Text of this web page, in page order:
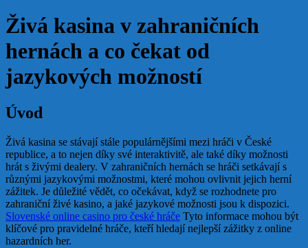
Živá kasina v zahraničních
hernách a co čekat od
jazykových možností
Úvod
Živá kasina se stávají stále populárnějšími mezi hráči v České
republice, a to nejen díky své interaktivitě, ale také díky možnosti
hrát s živými dealery. V zahraničních hernách se hráči setkávají s
různými jazykovými možnostmi, které mohou ovlivnit jejich herní
zážitek. Je důležité vědět, co očekávat, když se rozhodnete pro
zahraniční živé kasino, a jaké jazykové možnosti jsou k dispozici.
Slovenské online casino pro české hráče Tyto informace mohou být
klíčové pro pravidelné hráče, kteří hledají nejlepší zážitky z online
hazardních her.